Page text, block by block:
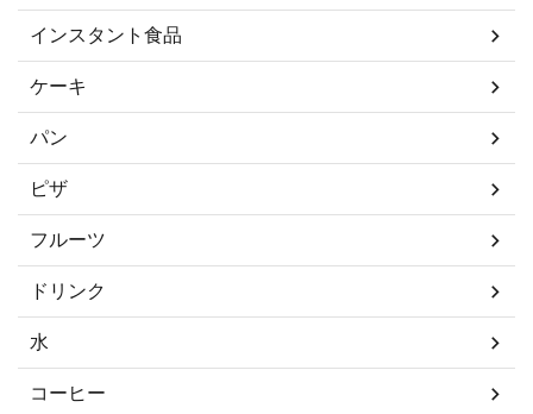
インスタント食品
ケーキ
パン
ピザ
フルーツ
ドリンク
水
コーヒー